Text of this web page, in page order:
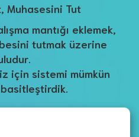
Muhasesini Tut
mantığı eklemek,
tutmak üzerine
için sistemi mümkün